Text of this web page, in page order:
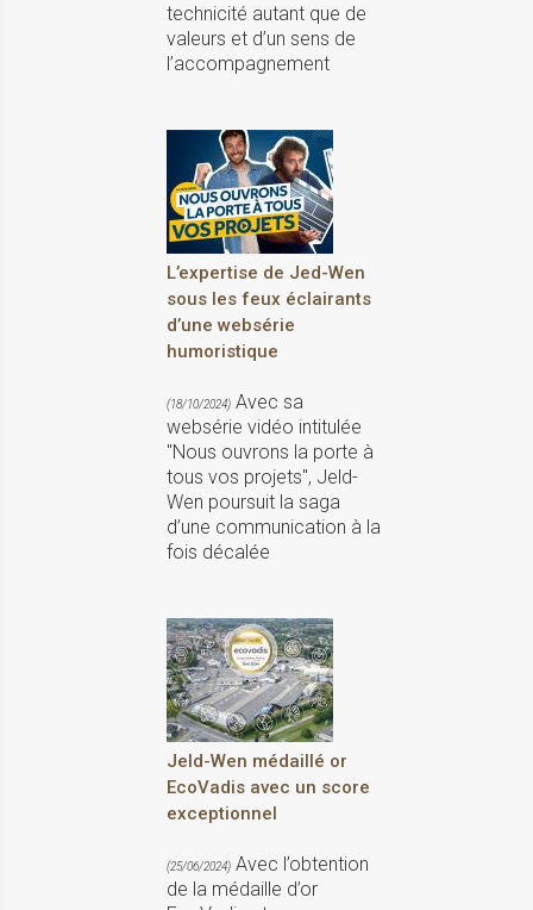
technicité autant que de
valeurs et d’un sens de
l’accompagnement
L’expertise de Jed-Wen
sous les feux éclairants
d’une websérie
humoristique
(18/10/2024) Avec sa
websérie vidéo intitulée
"Nous ouvrons la porte à
tous vos projets", Jeld-
Wen poursuit la saga
d’une communication à la
fois décalée
Jeld-Wen médaillé or
EcoVadis avec un score
exceptionnel
(25/06/2024) Avec l’obtention
de la médaille d’or